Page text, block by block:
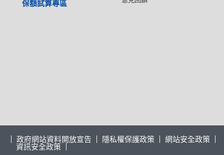
保額試算專區
政府網站資料開放宣告 隱私權保護政策
網站安全政策
資訊安全政策